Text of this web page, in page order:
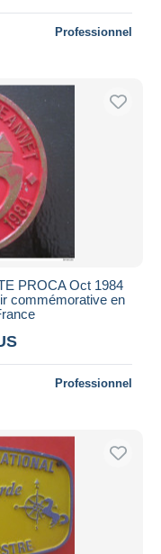
Professionnel
PROCA Oct 1984
commémorative en
Professionnel